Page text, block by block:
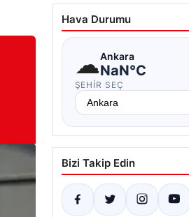
Hava Durumu
☁Ankara
NaN°C
ŞEHIR SEÇ
Bizi Takip Edin